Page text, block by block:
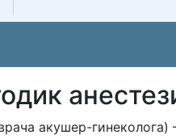
акушер-